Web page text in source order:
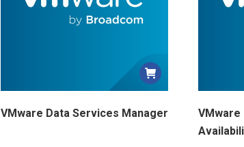
VMware Data Services Manager